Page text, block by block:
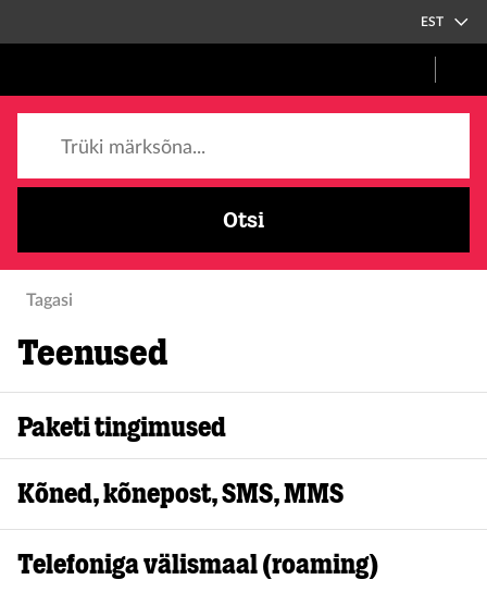
EST
Otsi
Tagasi
Teenused
Paketi tingimused
Kõned, kõnepost, SMS, MMS
Telefoniga välismaal (roaming)